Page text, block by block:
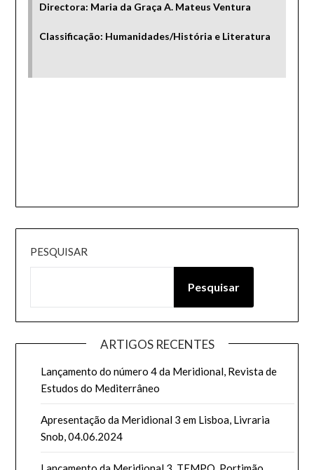
Directora: Maria da Graça A. Mateus Ventura
Classificação: Humanidades/História e Literatura
PESQUISAR
Pesquisar
ARTIGOS RECENTES
Lançamento do número 4 da Meridional, Revista de
Estudos do Mediterrâneo
Apresentação da Meridional 3 em Lisboa, Livraria
Snob, 04.06.2024